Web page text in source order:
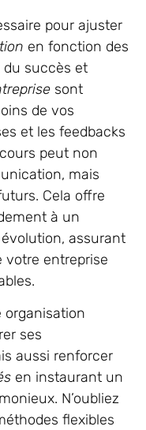
pour ajuster
en fonction des
du succès et
sont
de vos
et les feedbacks
peut non
mais
Cela offre
à un
assurant
votre entreprise
organisation
ses
aussi renforcer
en instaurant un
N’oubliez
flexibles